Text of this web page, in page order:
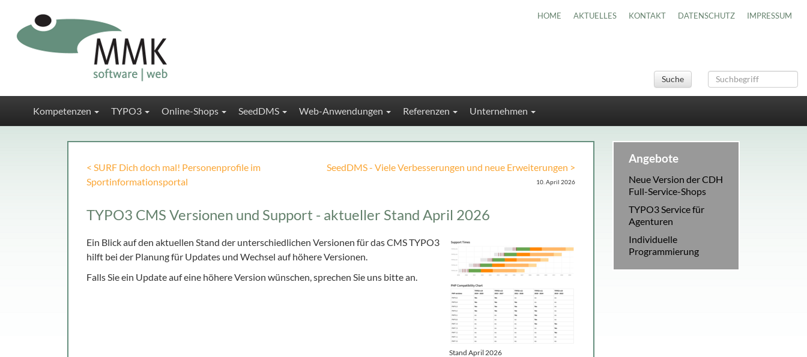
IMPRESSUM
DATENSCHUTZ
KONTAKT
AKTUELLES
HOME
Suche
Kompetenzen TYPO3 Online-Shops SeedDMS Web-Anwendungen Referenzen Unternehmen
SeedDMS - Viele Verbesserungen und neue Erweiterungen >
< SURF Dich doch mal! Personenprofile im
Sportinformationsportal
10. April 2026
TYPO3 CMS Versionen und Support - aktueller Stand April 2026
Stand April 2026
Ein Blick auf den aktuellen Stand der unterschiedlichen Versionen für das CMS TYPO3
hilft bei der Planung für Updates und Wechsel auf höhere Versionen.
Falls Sie ein Update auf eine höhere Version wünschen, sprechen Sie uns bitte an.
Angebote
Neue Version der CDH
Full-Service-Shops
TYPO3 Service für
Agenturen
Individuelle
Programmierung